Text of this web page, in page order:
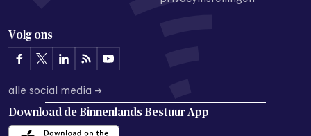
Volg ons
alle social media →
Download de Binnenlands Bestuur App